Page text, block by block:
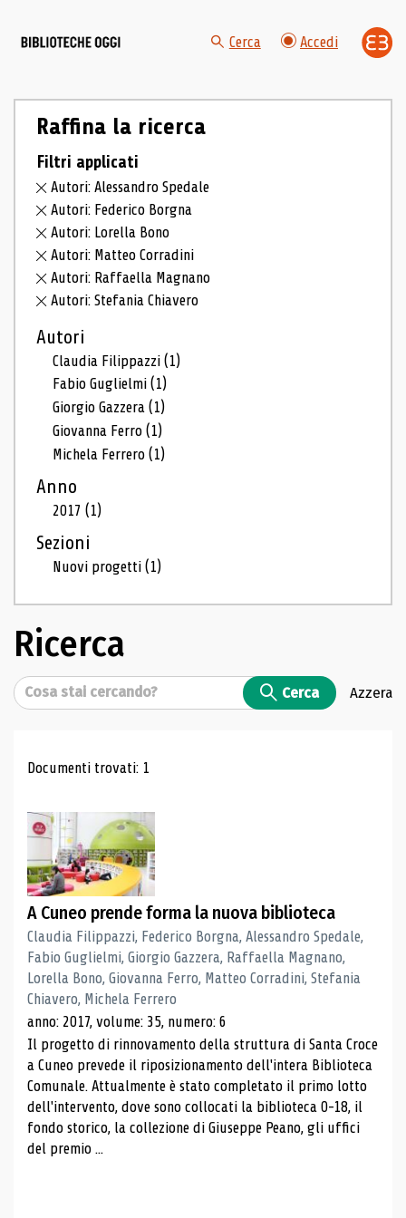
Cerca Accedi
Raffina la ricerca
Filtri applicati
Autori: Alessandro Spedale
Autori: Federico Borgna
Autori: Lorella Bono
Autori: Matteo Corradini
Autori: Raffaella Magnano
Autori: Stefania Chiavero
Autori
Claudia Filippazzi(1)
Fabio Guglielmi(1)
Giorgio Gazzera(1)
Giovanna Ferro(1)
Michela Ferrero(1)
Anno
2017(1)
Sezioni
Nuovi progetti(1)
Ricerca
Cerca Cerca Azzera
Risultati di ricerca
Documenti trovati: 1
A Cuneo prende forma la nuova biblioteca
Claudia Filippazzi, Federico Borgna, Alessandro Spedale,
Fabio Guglielmi, Giorgio Gazzera, Raffaella Magnano,
Lorella Bono, Giovanna Ferro, Matteo Corradini, Stefania
Chiavero, Michela Ferrero
anno: 2017, volume: 35, numero: 6
Il progetto di rinnovamento della struttura di Santa Croce
a Cuneo prevede il riposizionamento dell'intera Biblioteca
Comunale. Attualmente è stato completato il primo lotto
dell'intervento, dove sono collocati la biblioteca 0-18, il
fondo storico, la collezione di Giuseppe Peano, gli uffici
del premio ...